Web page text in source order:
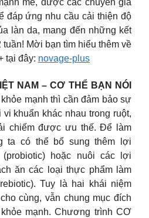
đáp ứng nhu cầu cải thiện độ
làn da, mang đến những kết
Mời bạn tìm hiểu thêm về
tại đây: novage-plus
NAM – CƠ THỂ BẠN NÓI
mạnh thì cần đảm bảo sự
khuẩn khác nhau trong ruột,
chiếm được ưu thế. Để làm
ta có thể bổ sung thêm lợi
hoặc nuôi các lợi
ăn các loại thực phẩm làm
Tuy là hai khái niệm
cùng, vẫn chung mục đích
mạnh. Chương trình CƠ